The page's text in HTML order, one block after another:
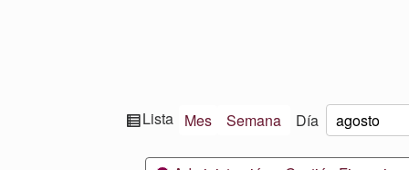
Ver
Lista Mes Semana Día Mes
Día
Año
Categorías